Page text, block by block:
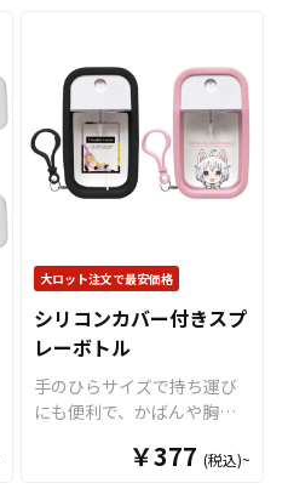
に必要な資材も取り揃えて
おりますので、お客様には
デザインをご入稿いただく
だけでオリジナル商品とし
て販売していただくことが
できます。国内生産で小ロ
談ください。
オリティPUレザーを使用。
リアルなシボ加工で高級感
ある仕上がりです。また、
内側には柔らかな起毛加工
を施していますので、収納
したグッズを優しく保護し
お客様にはデザインをご入
稿いただくだけでオリジナ
ル商品として販売していた
だくことができます。 短納
期・小ロットでの対応も可
能ですのでご不明点があり
ましたらお気軽にご相談く
大ロット注文で最安価格
シリコンカバー付きスプ
レーボトル
手のひらサイズで持ち運び
にも便利で、かばんや胸ポ
ます。また、縦置きが可能
￥377 (税込)~